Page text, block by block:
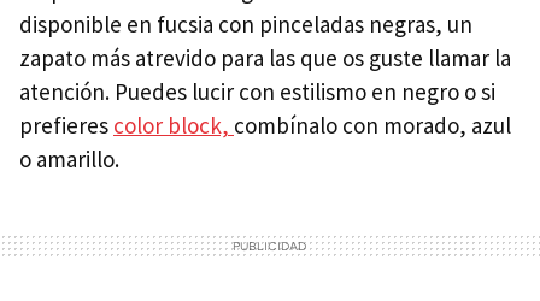
disponible en fucsia con pinceladas negras, un
zapato más atrevido para las que os guste llamar la
atención. Puedes lucir con estilismo en negro o si
prefieres color block, combínalo con morado, azul
o amarillo.